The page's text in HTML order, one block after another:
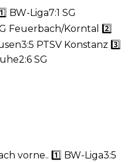
BW-Liga7:1 SG
Feuerbach/Korntal 2️⃣
PTSV Konstanz 3️⃣
SG
vorne.. 1️⃣ BW-Liga3:5